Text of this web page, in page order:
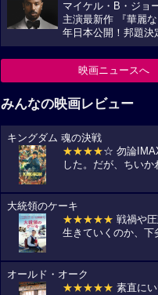
マイケル・B・ジョ
主演最新作 『華麗
年日本公開！邦題決
映画ニュースへ
みんなの映画レビュー
キングダム 魂の決戦
★★★★☆ 勿論
した。だが、ちいか
大統領のケーキ
★★★★★ 戦禍や
生きていくのか、下
オールド・オーク
★★★★★ 素直に